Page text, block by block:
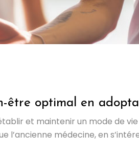
être optimal en
et maintenir un mode de
l’ancienne médecine, en